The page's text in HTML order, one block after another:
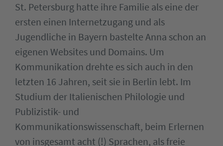
St. Petersburg hatte ihre Familie als eine der
ersten einen Internetzugang und als
Jugendliche in Bayern bastelte Anna schon an
eigenen Websites und Domains. Um
Kommunikation drehte es sich auch in den
letzten 16 Jahren, seit sie in Berlin lebt. Im
Studium der Italienischen Philologie und
Publizistik- und
Kommunikationswissenschaft, beim Erlernen
von insgesamt acht (!) Sprachen, als freie